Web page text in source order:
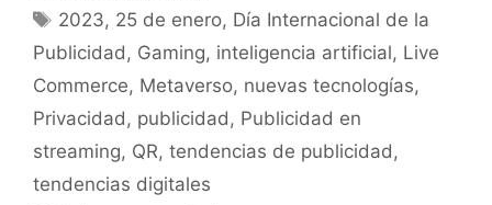
2023, 25 de enero, Día Internacional de la
Publicidad, Gaming, inteligencia artificial, Live
Commerce, Metaverso, nuevas tecnologías,
Privacidad, publicidad, Publicidad en
streaming, QR, tendencias de publicidad,
tendencias digitales